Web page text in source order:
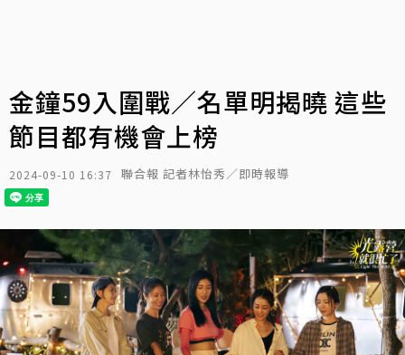
金鐘59入圍戰／名單明揭曉 這些
節目都有機會上榜
2024-09-10 16:37 聯合報 記者林怡秀／即時報導